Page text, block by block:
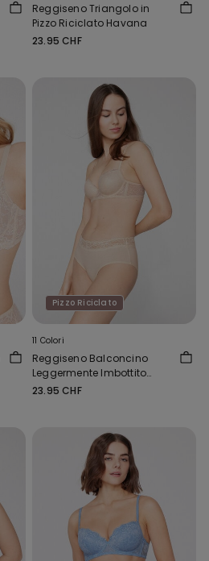
Reggiseno Triangolo in
Pizzo Riciclato Havana
23.95 CHF
Pizzo Riciclato
11 Colori
Reggiseno Balconcino
Leggermente Imbottito
Pizzo Riciclato Wien
23.95 CHF